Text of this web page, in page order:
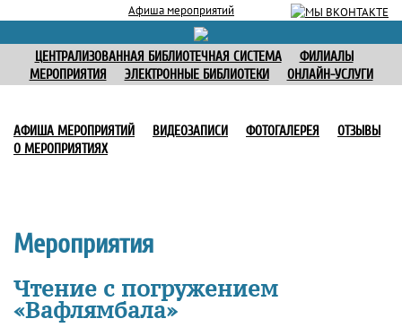
Афиша мероприятий
ЦЕНТРАЛИЗОВАННАЯ БИБЛИОТЕЧНАЯ СИСТЕМА
ФИЛИАЛЫ
МЕРОПРИЯТИЯ
ЭЛЕКТРОННЫЕ БИБЛИОТЕКИ ОНЛАЙН-УСЛУГИ
АФИША МЕРОПРИЯТИЙ ВИДЕОЗАПИСИ ФОТОГАЛЕРЕЯ
ОТЗЫВЫ
О МЕРОПРИЯТИЯХ
Мероприятия
Чтение с погружением
«Вафлямбала»